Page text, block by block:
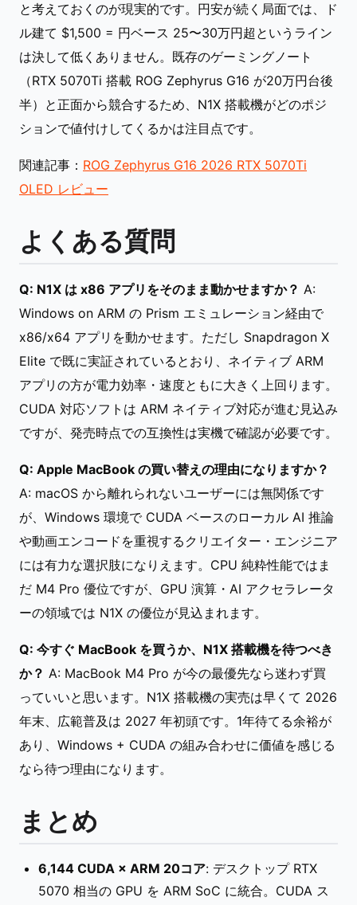
と考えておくのが現実的です。円安が続く局面では、ド
ル建て $1,500 = 円ベース 25〜30万円超というライン
は決して低くありません。既存のゲーミングノート
（RTX 5070Ti 搭載 ROG Zephyrus G16 が20万円台後
半）と正面から競合するため、N1X 搭載機がどのポジ
ションで値付けしてくるかは注目点です。
関連記事： ROG Zephyrus G16 2026 RTX 5070Ti
OLED レビュー
よくある質問
Q: N1X は x86 アプリをそのまま動かせますか？ A:
Windows on ARM の Prism エミュレーション経由で
x86/x64 アプリを動かせます。ただし Snapdragon X
Elite で既に実証されているとおり、ネイティブ ARM
アプリの方が電力効率・速度ともに大きく上回ります。
CUDA 対応ソフトは ARM ネイティブ対応が進む見込み
ですが、発売時点での互換性は実機で確認が必要です。
Q: Apple MacBook の買い替えの理由になりますか？
A: macOS から離れられないユーザーには無関係です
が、Windows 環境で CUDA ベースのローカル AI 推論
や動画エンコードを重視するクリエイター・エンジニア
には有力な選択肢になりえます。CPU 純粋性能ではま
だ M4 Pro 優位ですが、GPU 演算・AI アクセラレータ
ーの領域では N1X の優位が見込まれます。
Q: 今すぐ MacBook を買うか、N1X 搭載機を待つべき
か？ A: MacBook M4 Pro が今の最優先なら迷わず買
っていいと思います。N1X 搭載機の実売は早くて 2026
年末、広範普及は 2027 年初頭です。1年待てる余裕が
あり、Windows + CUDA の組み合わせに価値を感じる
なら待つ理由になります。
まとめ
6,144 CUDA × ARM 20コア: デスクトップ RTX
5070 相当の GPU を ARM SoC に統合。CUDA ス